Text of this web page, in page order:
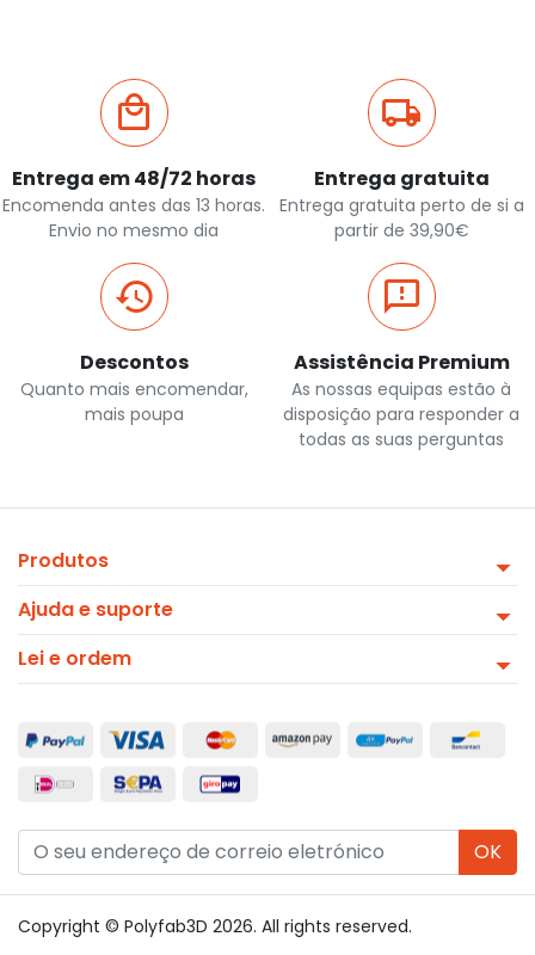
Entrega em 48/72 horas
Encomenda antes das 13 horas.
Envio no mesmo dia
Entrega gratuita
Entrega gratuita perto de si a
partir de 39,90€
Descontos
Quanto mais encomendar,
mais poupa
Assistência Premium
As nossas equipas estão à
disposição para responder a
todas as suas perguntas
Produtos
Ajuda e suporte
Lei e ordem
OK
Copyright © Polyfab3D 2026. All rights reserved.